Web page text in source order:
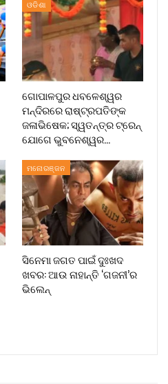
ଓଡିଶା
ଗୋପାଳପୁର ଧବଳେଶ୍ୱର
ମନ୍ଦିରରେ ରାଷ୍ଟ୍ରପତିଙ୍କ
ଜଳାଭିଷେକ; ସ୍ୱତନ୍ତ୍ର ଟ୍ରେନ୍‌
ଯୋଗେ ଭୁବନେଶ୍ୱର…
ମନୋରଞ୍ଜନ
ସିନେମା ଜଗତ ପାଇଁ ଦୁଃଖଦ
ଖବର: ଆଉ ନାହାନ୍ତି ‘ଗଜନୀ’ର
ଭିଲେନ୍